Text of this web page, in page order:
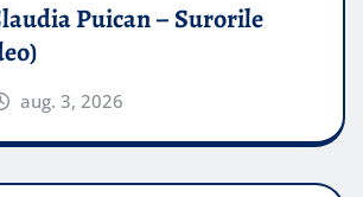
Puican – Surorile
aug. 3, 2026